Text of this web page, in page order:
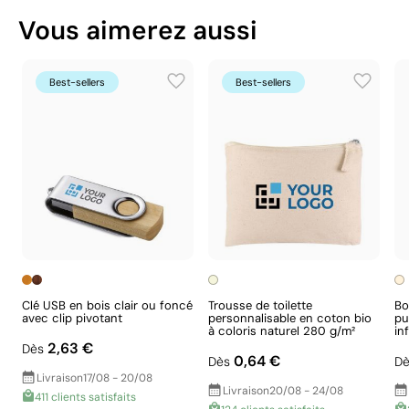
Certification du fournisseur - Points: 8 / 15
norme reconnue, garantissant la vérification des
EcoVadis Bronze, se situant parmi les 35 % des
performance ESG.
Aspects à améliorer
Matériau - Points: 0 / 40
Aucune caractéristique relevant de l'économie
circulaire n'a été identifiée dans le composant
principal du produit.
Vous aimerez aussi
Best-sellers
Clé USB en bois clair ou foncé
avec clip pivotant
Dès 2,63 €
Livraison17/08 - 20/08
411 clients satisfaits
Best-sellers
Trousse de toilette
personnalisable en coton bio
à coloris naturel 280 g/m²
Dès 0,64 €
Livraison20/08 - 24/08